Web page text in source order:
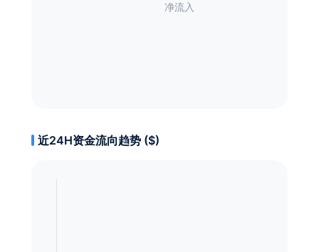
近24H资金流向趋势 ($)